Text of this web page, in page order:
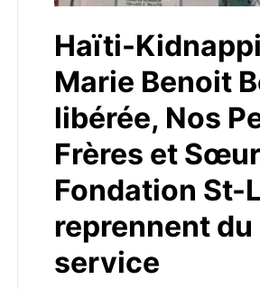
Haïti-
Marie Benoit
libérée, Nos
Frères et
Fondation St-
reprennent du
service